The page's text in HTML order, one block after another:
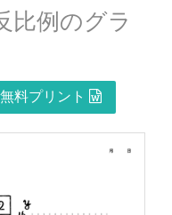
例のグラ
料プリント